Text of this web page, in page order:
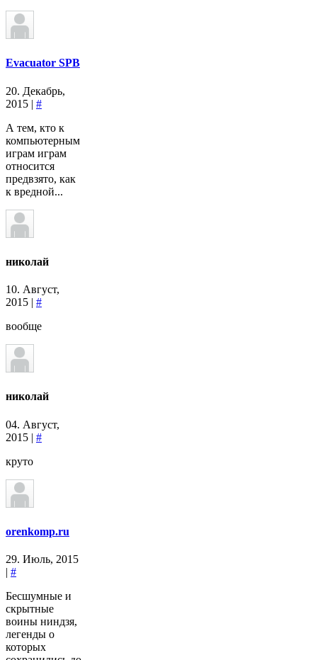
Evacuator SPB
20. Декабрь,
2015 | #
А тем, кто к
компьютерным
играм играм
относится
предвзято, как
к вредной...
николай
10. Август,
2015 | #
вообще
николай
04. Август,
2015 | #
круто
orenkomp.ru
29. Июль, 2015
| #
Бесшумные и
скрытные
воины ниндзя,
легенды о
которых